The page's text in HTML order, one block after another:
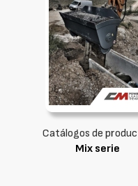
Catálogos de
Mix serie